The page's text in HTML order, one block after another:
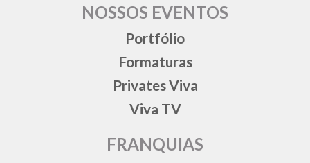
NOSSOS EVENTOS
Portfólio
Formaturas
Privates Viva
Viva TV
FRANQUIAS